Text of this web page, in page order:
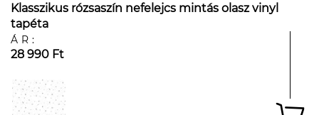
Klasszikus rózsaszín nefelejcs mintás olasz vinyl
tapéta
ÁR:
28 990 Ft